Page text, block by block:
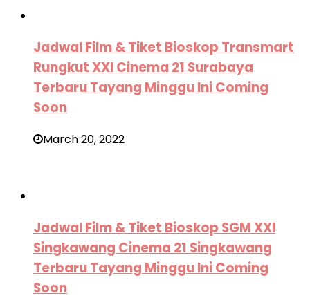
Jadwal Film & Tiket Bioskop Transmart
Rungkut XXI Cinema 21 Surabaya
Terbaru Tayang Minggu Ini Coming
Soon
March 20, 2022
Jadwal Film & Tiket Bioskop SGM XXI
Singkawang Cinema 21 Singkawang
Terbaru Tayang Minggu Ini Coming
Soon